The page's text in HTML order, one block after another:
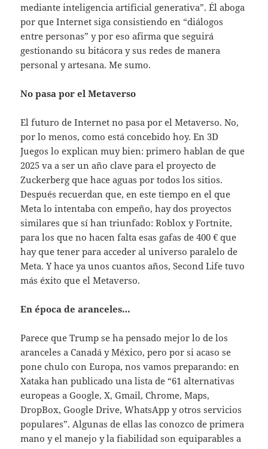
mediante inteligencia artificial generativa”. Él aboga
por que Internet siga consistiendo en “diálogos
entre personas” y por eso afirma que seguirá
gestionando su bitácora y sus redes de manera
personal y artesana. Me sumo.
No pasa por el Metaverso
El futuro de Internet no pasa por el Metaverso. No,
por lo menos, como está concebido hoy. En 3D
Juegos lo explican muy bien: primero hablan de que
2025 va a ser un año clave para el proyecto de
Zuckerberg que hace aguas por todos los sitios.
Después recuerdan que, en este tiempo en el que
Meta lo intentaba con empeño, hay dos proyectos
similares que sí han triunfado: Roblox y Fortnite,
para los que no hacen falta esas gafas de 400 € que
hay que tener para acceder al universo paralelo de
Meta. Y hace ya unos cuantos años, Second Life tuvo
más éxito que el Metaverso.
En época de aranceles…
Parece que Trump se ha pensado mejor lo de los
aranceles a Canadá y México, pero por si acaso se
pone chulo con Europa, nos vamos preparando: en
Xataka han publicado una lista de “61 alternativas
europeas a Google, X, Gmail, Chrome, Maps,
DropBox, Google Drive, WhatsApp y otros servicios
populares”. Algunas de ellas las conozco de primera
mano y el manejo y la fiabilidad son equiparables a